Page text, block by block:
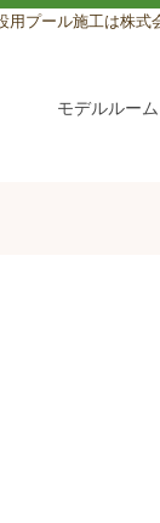
プール施工は株式
モデルルーム